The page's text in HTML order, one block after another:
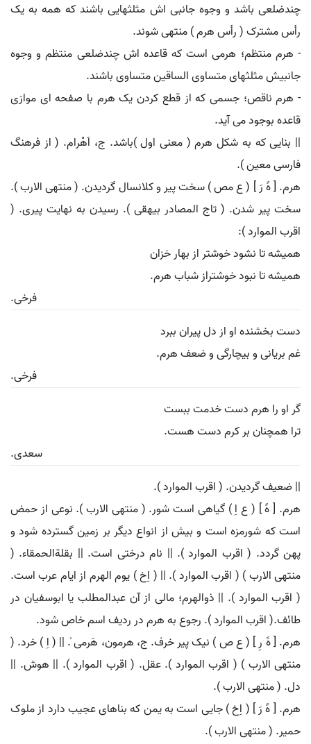
چندضلعی باشد و وجوه جانبی اش مثلثهایی باشند که همه به یک
رأس مشترک ( رأس هرم ) منتهی شوند.
- هرم منتظم؛ هرمی است که قاعده اش چندضلعی منتظم و وجوه
جانبیش مثلثهای متساوی الساقین متساوی باشند.
- هرم ناقص؛ جسمی که از قطع کردن یک هرم با صفحه ای موازی
قاعده بوجود می آید.
|| بنایی که به شکل هرم ( معنی اول )باشد. ج، اَهْرام. ( از فرهنگ
فارسی معین ).
هرم. [ هََ رَ ] ( ع مص ) سخت پیر و کلانسال گردیدن. ( منتهی الارب ).
سخت پیر شدن. ( تاج المصادر بیهقی ). رسیدن به نهایت پیری. (
اقرب الموارد ):
همیشه تا نشود خوشتر از بهار خزان
همیشه تا نبود خوشتراز شباب هرم.
فرخی.
دست بخشنده او از دل پیران ببرد
غم بریانی و بیچارگی و ضعف هرم.
فرخی.
گر او را هرم دست خدمت ببست
ترا همچنان بر کرم دست هست.
سعدی.
|| ضعیف گردیدن. ( اقرب الموارد ).
هرم. [ هََ ] ( ع اِ ) گیاهی است شور. ( منتهی الارب ). نوعی از حمض
است که شورمزه است و بیش از انواع دیگر بر زمین گسترده شود و
پهن گردد. ( اقرب الموارد ). || نام درختی است. || بقلةالحمقاء. (
منتهی الارب ) ( اقرب الموارد ). || ( اِخ ) یوم الهرم از ایام عرب است.
( اقرب الموارد ). || ذوالهرم؛ مالی از آن عبدالمطلب یا ابوسفیان در
طائف.( اقرب الموارد ). رجوع به هرم در ردیف اسم خاص شود.
هرم. [ هََ رِ ] ( ع ص ) نیک پیر خرف. ج، هرمون، هَرمی ̍. || ( اِ ) خرد. (
منتهی الارب ) ( اقرب الموارد ). عقل. ( اقرب الموارد ). || هوش. ||
دل. ( منتهی الارب ).
هرم. [ هََ رَ ] ( اِخ ) جایی است به یمن که بناهای عجیب دارد از ملوک
حمیر. ( منتهی الارب ).